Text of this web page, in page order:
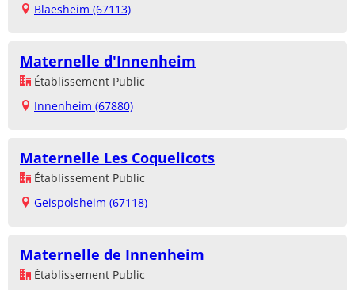
Blaesheim (67113)
Maternelle d'Innenheim
Établissement Public
Innenheim (67880)
Maternelle Les Coquelicots
Établissement Public
Geispolsheim (67118)
Maternelle de Innenheim
Établissement Public